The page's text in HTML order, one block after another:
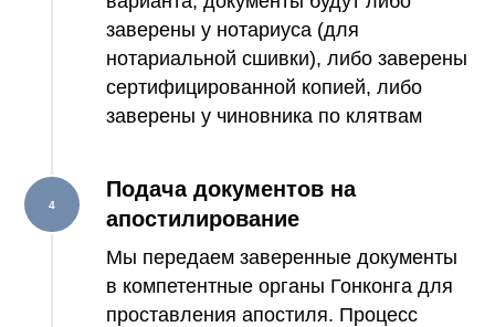
заверены у нотариуса (для
нотариальной сшивки), либо заверены
сертифицированной копией, либо
заверены у чиновника по клятвам
Подача документов на
апостилирование
Мы передаем заверенные документы
в компетентные органы Гонконга для
проставления апостиля. Процесс